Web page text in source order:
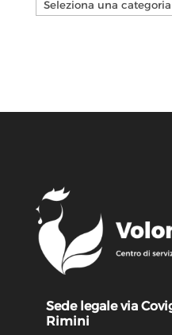
Sede legale via
Rimini